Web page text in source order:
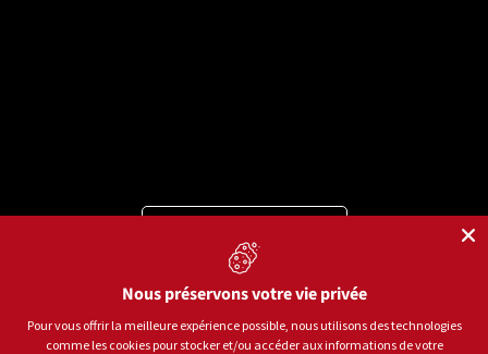
Moyens de paiement acceptés
Langue
Nous préservons votre vie privée
Pour vous offrir la meilleure expérience possible, nous utilisons des technologies
comme les cookies pour stocker et/ou accéder aux informations de votre